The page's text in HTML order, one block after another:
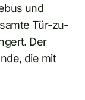
und
Tür-zu-
Der
die mit